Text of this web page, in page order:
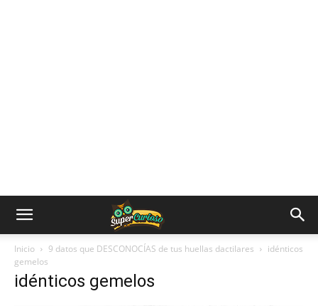
Inicio 9 datos que DESCONOCÍAS de tus huellas dactilares
idénticos
gemelos
idénticos gemelos